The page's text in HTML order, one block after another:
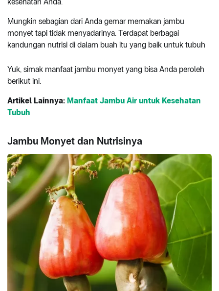
Mungkin sebagian dari Anda gemar memakan jambu
monyet tapi tidak menyadarinya. Terdapat berbagai
kandungan nutrisi di dalam buah itu yang baik untuk tubuh
Yuk, simak manfaat jambu monyet yang bisa Anda peroleh
berikut ini.
Artikel Lainnya: Manfaat Jambu Air untuk Kesehatan
Tubuh
Jambu Monyet dan Nutrisinya